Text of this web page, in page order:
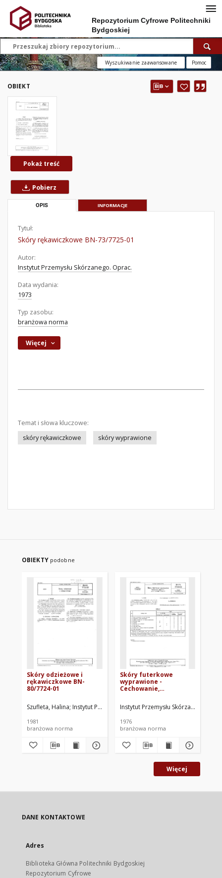
Repozytorium Cyfrowe Politechniki
Bydgoskiej
Wyszukiwanie zaawansowane Pomoc
OBIEKT
Pokaż treść
Pobierz
OPIS INFORMACJE
Tytuł:
Skóry rękawiczkowe BN-73/7725-01
Autor:
Instytut Przemysłu Skórzanego. Oprac.
Data wydania:
1973
Typ zasobu:
branżowa norma
Więcej
Temat i słowa kluczowe:
skóry rękawiczkowe
skóry wyprawione
OBIEKTY podobne
Skóry odzieżowe i
rękawiczkowe BN-
80/7724-01
Szufleta, Halina Instytut Przemysłu Skórzanego, Łódź. Oprac.
1981
branżowa norma
Skóry futerkowe
wyprawione -
Cechowanie,
przechowywanie i
transport BN-76/7730-
Instytut Przemysłu Skórzanego,
1976
branżowa norma
Więcej
DANE KONTAKTOWE
Adres
Biblioteka Główna Politechniki Bydgoskiej
Repozytorium Cyfrowe